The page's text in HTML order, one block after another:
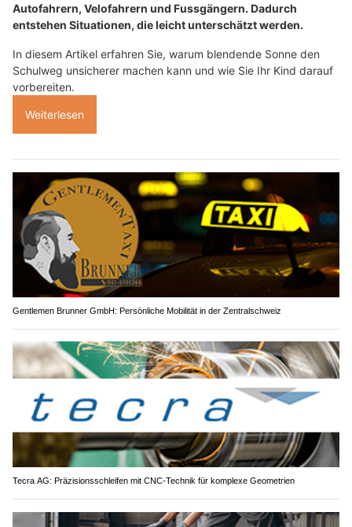
Autofahrern, Velofahrern und Fussgängern. Dadurch
entstehen Situationen, die leicht unterschätzt werden.
In diesem Artikel erfahren Sie, warum blendende Sonne den
Schulweg unsicherer machen kann und wie Sie Ihr Kind darauf
vorbereiten.
Weiterlesen
Gentlemen Brunner GmbH: Persönliche Mobilität in der Zentralschweiz
Tecra AG: Präzisionsschleifen mit CNC-Technik für komplexe Geometrien